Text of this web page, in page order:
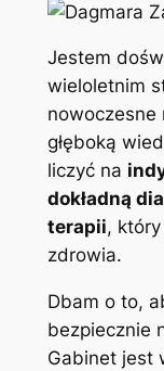
Jestem
wieloletnim
nowoczesne
głęboką
liczyć na
dokładną
terapii,
zdrowia.
Dbam o to,
bezpiecznie
Gabinet jest